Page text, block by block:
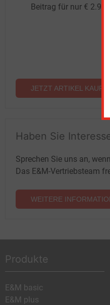
Beitrag für nur € 2.98
JETZT ARTIKEL KAUFEN
Haben Sie
Sprechen Sie uns an,
Das E&M-Vertriebsteam
WEITERE
Produkte
E&M basic
E&M plus